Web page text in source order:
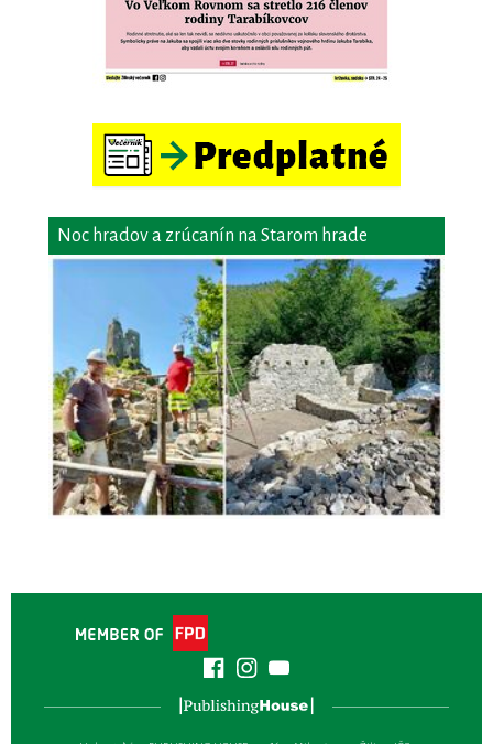
Noc hradov a zrúcanín na Starom hrade